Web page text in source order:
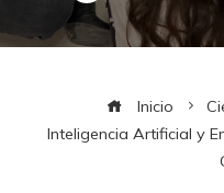
Inicio
Inteligencia Artificial y